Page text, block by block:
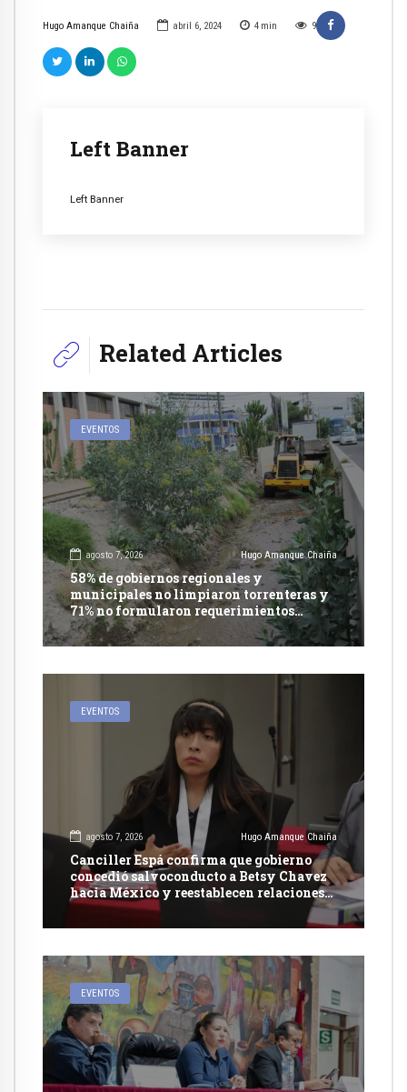
Hugo Amanque Chaiña abril 6, 2024 4 min 9
Left Banner
Left Banner
Related Articles
EVENTOS
agosto 7, 2026 Hugo Amanque Chaiña
58% de gobiernos regionales y
municipales no limpiaron torrenteras y
71% no formularon requerimientos
presupuestales afirma informe de
Contraloría
EVENTOS
agosto 7, 2026 Hugo Amanque Chaiña
Canciller Espá confirma que gobierno
concedió salvoconducto a Betsy Chavez
hacia México y reestablecen relaciones
con dicho país
EVENTOS